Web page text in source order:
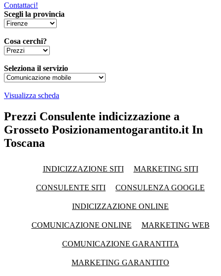
Contattaci!
Scegli la provincia
Cosa cerchi?
Seleziona il servizio
Visualizza scheda
Prezzi Consulente indicizzazione a
Grosseto Posizionamentogarantito.it In
Toscana
INDICIZZAZIONE SITI MARKETING SITI
CONSULENTE SITI CONSULENZA GOOGLE
INDICIZZAZIONE ONLINE
COMUNICAZIONE ONLINE MARKETING WEB
COMUNICAZIONE GARANTITA
MARKETING GARANTITO